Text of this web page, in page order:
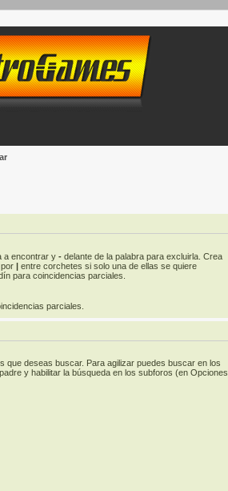
a encontrar y - delante de la palabra para excluirla. Crea
| entre corchetes si solo una de ellas se quiere
para coincidencias parciales.
parciales.
que deseas buscar. Para agilizar puedes buscar en los
y habilitar la búsqueda en los subforos (en Opciones